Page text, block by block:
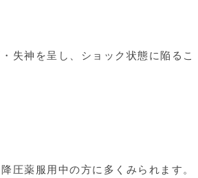
失神を呈し、ショック状態に陥るこ
圧薬服用中の方に多くみられます。